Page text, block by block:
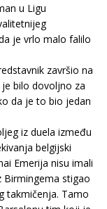
u Ligu
je vrlo malo falilo
završio na
bilo dovoljno za
da je to bio jedan
iz duela između
belgijski
Emerija nisu imali
Birmingema stigao
takmičenja. Tamo